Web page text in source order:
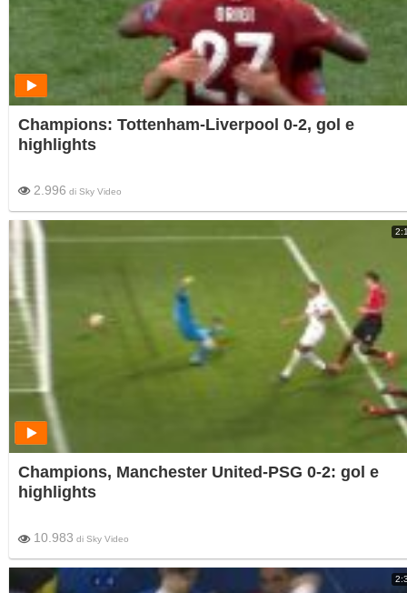
Champions: Tottenham-Liverpool 0-2, gol e
highlights
2.996 di Sky Video
Champions, Manchester United-PSG 0-2: gol e
highlights
10.983 di Sky Video